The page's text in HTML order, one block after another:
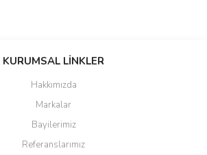
KURUMSAL LİNKLER
Hakkımızda
Markalar
Bayilerimiz
Referanslarımız